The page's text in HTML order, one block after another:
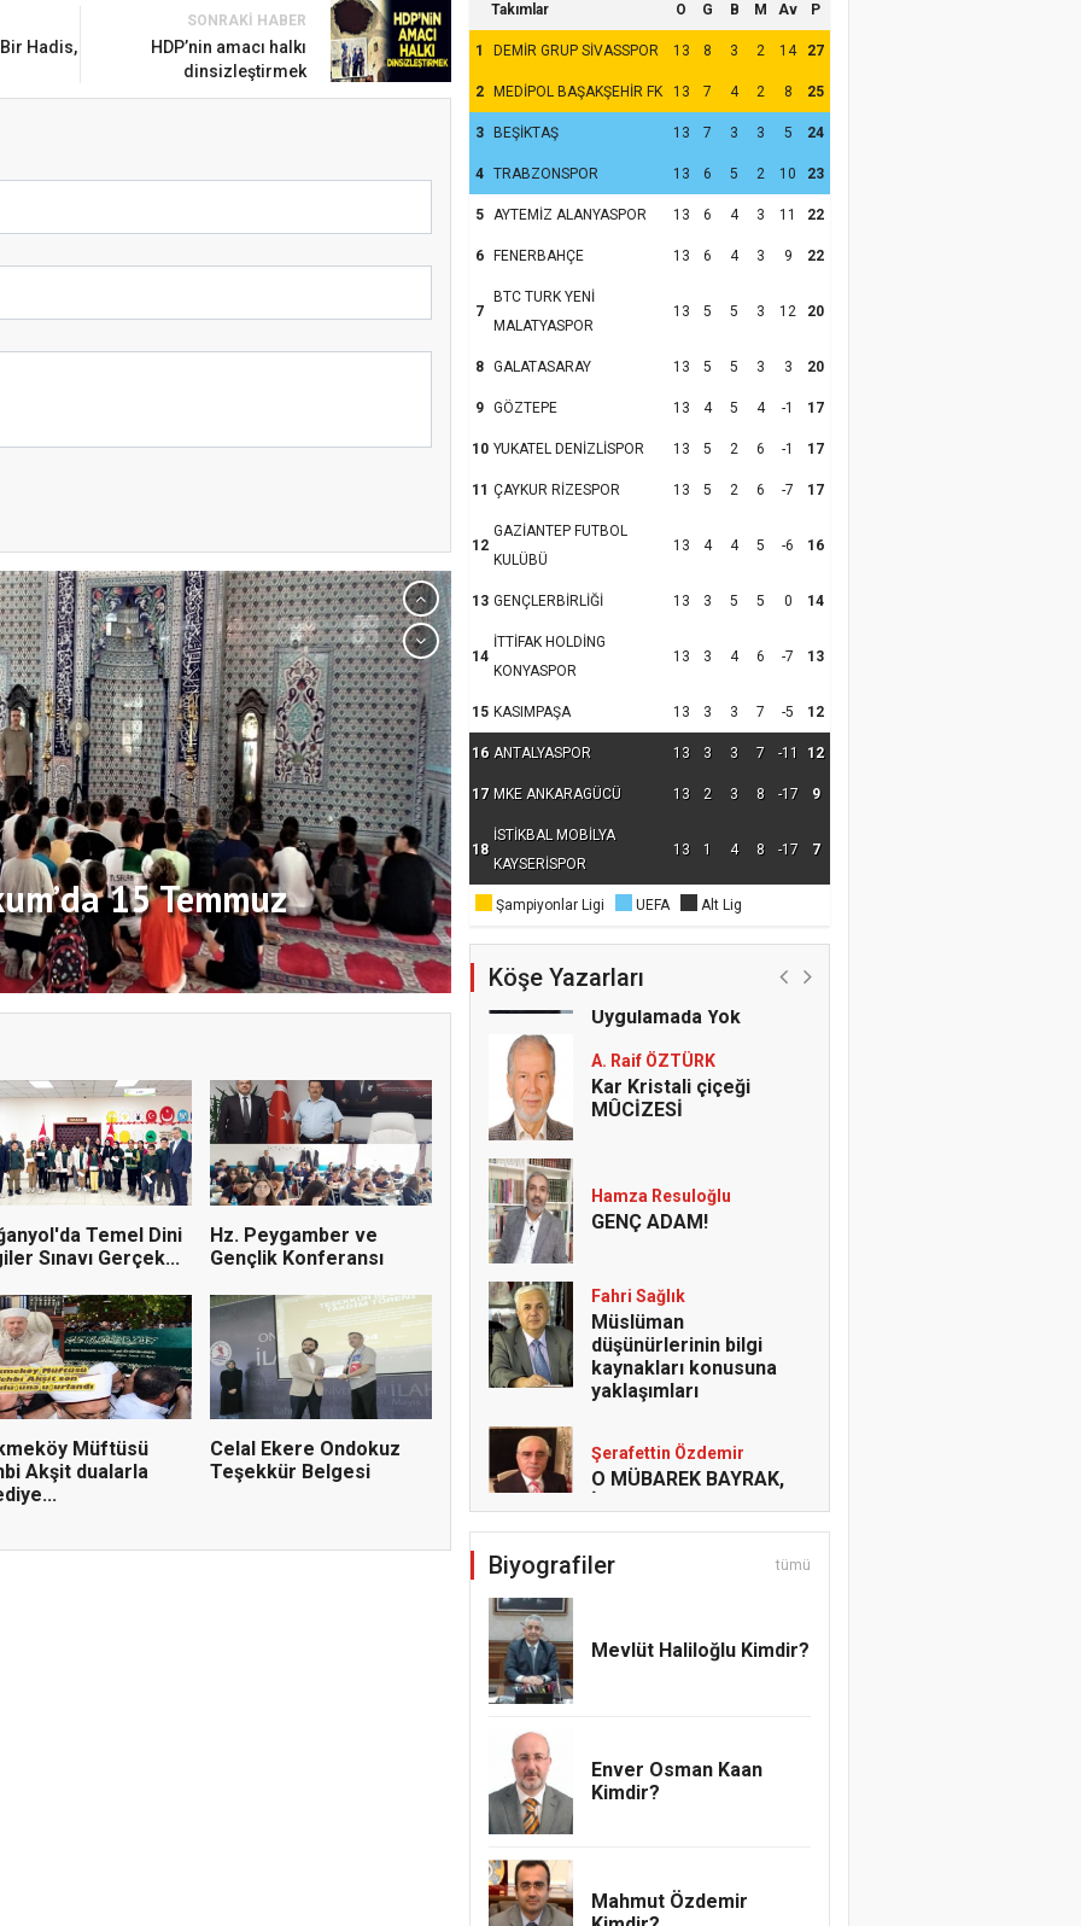
Hadis,
SONRAKI HABER
HDP’nin amacı halkı
dinsizleştirmek
Ayasofya Camii
dinle bağlarını
15 Temmuz
Temel Dini
Sınavı Gerçek...
Hz. Peygamber ve
Gençlik Konferansı
Müftüsü
Akşit dualarla
Celal Ekere Ondokuz
Teşekkür Belgesi
Takımlar O G B M Av P
1 DEMİR GRUP SİVASSPOR 13 8 3 2 14 27
2 MEDİPOL BAŞAKŞEHİR FK 13 7 4 2 8 25
3 BEŞİKTAŞ 13 7 3 3 5 24
4 TRABZONSPOR 13 6 5 2 10 23
5 AYTEMİZ ALANYASPOR 13 6 4 3 11 22
6 FENERBAHÇE 13 6 4 3 9 22
7
BTC TURK YENİ
MALATYASPOR
13 5 5 3 12 20
8 GALATASARAY 13 5 5 3 3 20
9 GÖZTEPE 13 4 5 4 -1 17
10 YUKATEL DENİZLİSPOR 13 5 2 6 -1 17
11 ÇAYKUR RİZESPOR 13 5 2 6 -7 17
12
GAZİANTEP FUTBOL
KULÜBÜ
13 4 4 5 -6 16
13 GENÇLERBİRLİĞİ 13 3 5 5 0 14
14
İTTİFAK HOLDİNG
KONYASPOR
13 3 4 6 -7 13
15 KASIMPAŞA 13 3 3 7 -5 12
16 ANTALYASPOR 13 3 3 7 -11 12
17 MKE ANKARAGÜCÜ 13 2 3 8 -17 9
18
İSTİKBAL MOBİLYA
KAYSERİSPOR
13 1 4 8 -17 7
Şampiyonlar Ligi UEFA Alt Lig
Köşe Yazarları
Öğretmenlerde İl İçi
Rotasyon Çıkmazı;
Yönetmelikte Var,
Uygulamada Yok
A. Raif ÖZTÜRK
Kar Kristali çiçeği
MÛCİZESİ
Hamza Resuloğlu
GENÇ ADAM!
Fahri Sağlık
Müslüman
düşünürlerinin bilgi
kaynakları konusuna
yaklaşımları
Şerafettin Özdemir
O MÜBAREK BAYRAK,
Mesut Cihat
Biyografiler tümü
Mevlüt Haliloğlu Kimdir?
Enver Osman Kaan
Kimdir?
Mahmut Özdemir